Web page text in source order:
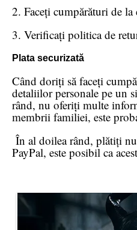
2. Faceți cumpărături de
3. Verificați politica de
Plata securizată
Când doriți să faceți
detaliilor personale pe un
rând, nu oferiți multe
membrii familiei, este
În al doilea rând, plătiți
PayPal, este posibil ca